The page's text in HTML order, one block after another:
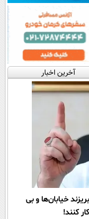
آخرین اخبار
اللهی بریزند خیابان‌ها و بی
کنند!